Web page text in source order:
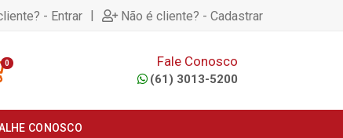
- Entrar | Não é cliente? - Cadastrar
0 Fale Conosco
(61) 3013-5200
CONOSCO